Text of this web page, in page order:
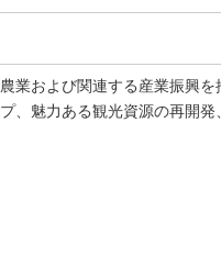
業および関連する産業振興を
、魅力ある観光資源の再開発